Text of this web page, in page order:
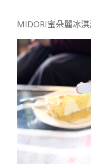
MIDORI蜜朵麗冰